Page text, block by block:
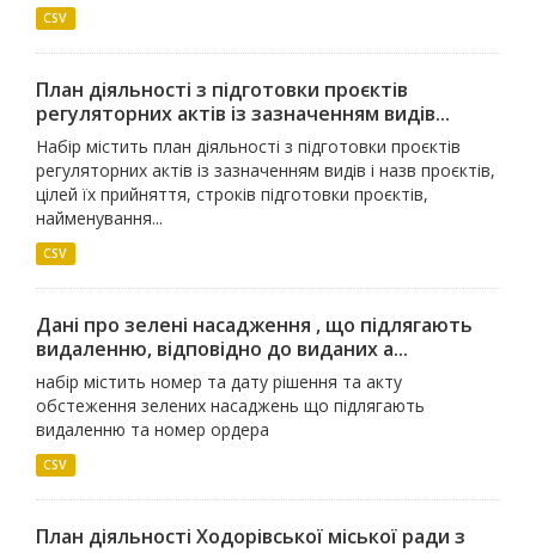
CSV
План діяльності з підготовки проєктів
регуляторних актів із зазначенням видів...
Набір містить план діяльності з підготовки проєктів
регуляторних актів із зазначенням видів і назв проєктів,
цілей їх прийняття, строків підготовки проєктів,
найменування...
CSV
Дані про зелені насадження , що підлягають
видаленню, відповідно до виданих а...
набір містить номер та дату рішення та акту
обстеження зелених насаджень що підлягають
видаленню та номер ордера
CSV
План діяльності Ходорівської міської ради з